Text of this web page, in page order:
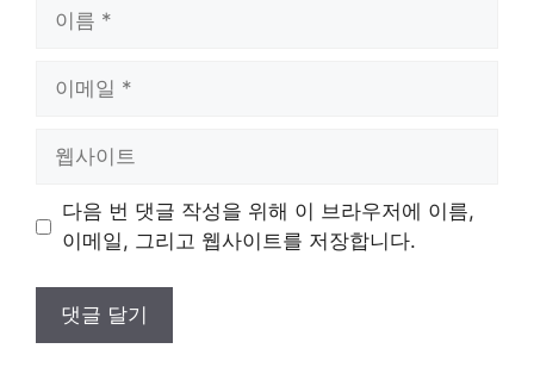
트
다음 번 댓글 작성을 위해 이 브라우저에 이름,
이메일, 그리고 웹사이트를 저장합니다.